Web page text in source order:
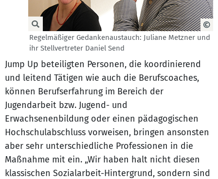
Regelmäßiger Gedankenaustauch: Juliane Metzner und
ihr Stellvertreter Daniel Send
Jump Up beteiligten Personen, die koordinierend
und leitend Tätigen wie auch die Berufscoaches,
können Berufserfahrung im Bereich der
Jugendarbeit bzw. Jugend- und
Erwachsenenbildung oder einen pädagogischen
Hochschulabschluss vorweisen, bringen ansonsten
aber sehr unterschiedliche Professionen in die
Maßnahme mit ein. „Wir haben halt nicht diesen
klassischen Sozialarbeit-Hintergrund, sondern sind